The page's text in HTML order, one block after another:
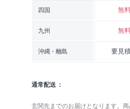
四国 無
九州 無
沖縄・離島 要見
通常配送
玄関先までのお届けとなります。